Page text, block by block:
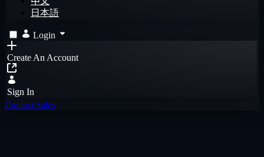
日本語
Login
Create An Account
Sign In
Contact Sales